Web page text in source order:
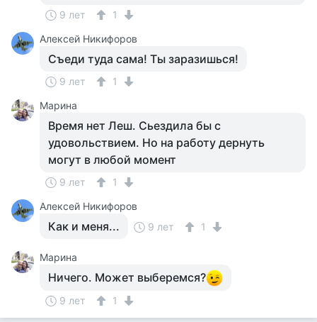
9 лет
1
Алексей Никифоров
Съеди туда сама! Ты заразишься!
9 лет
1
Марина
Время нет Леш. Сьездила бы с
удовольствием. Но на работу дернуть
могут в любой момент
9 лет
1
Алексей Никифоров
Как и меня... 9 лет 1
Марина
Ничего. Может выберемся?
9 лет 1